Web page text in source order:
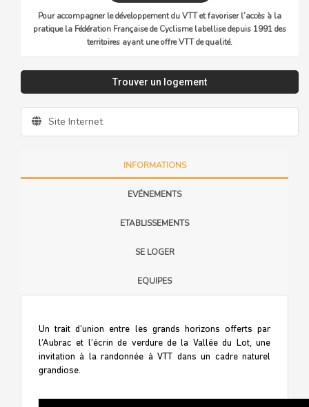
Pour accompagner le développement du VTT et favoriser l’accès à la
pratique la Fédération Française de Cyclisme labellise depuis 1991 des
territoires ayant une offre VTT de qualité.
Trouver un logement
Site Internet
INFORMATIONS
EVÉNEMENTS
ETABLISSEMENTS
SE LOGER
EQUIPES
Un trait d’union entre les grands horizons offerts par
l’Aubrac et l’écrin de verdure de la Vallée du Lot, une
invitation à la randonnée à VTT dans un cadre naturel
grandiose.